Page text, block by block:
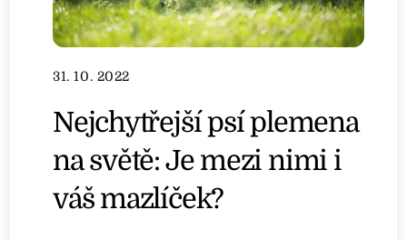
31. 10. 2022
Nejchytřejší psí plemena
na světě: Je mezi nimi i
váš mazlíček?